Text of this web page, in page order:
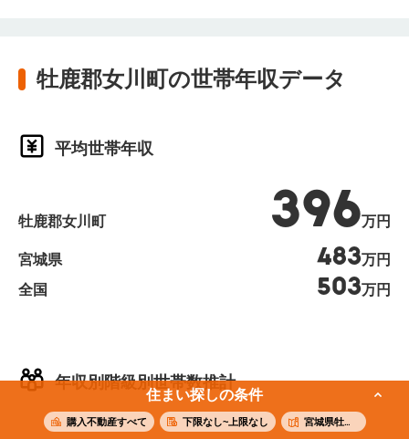
住まい探しの条件
購入不動産すべて 下限なし~上限なし 宮城県牡鹿郡女川町
牡鹿郡女川町の世帯年収データ
年収別階級別世帯数推計
平均世帯年収
牡鹿郡女川町 396万円
宮城県 483万円
全国
503万円